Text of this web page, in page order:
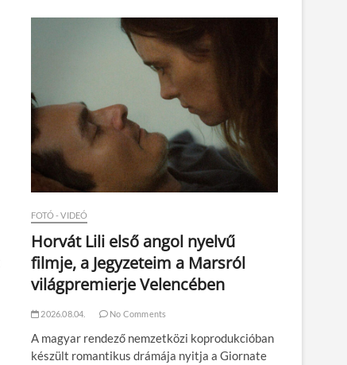
FOTÓ - VIDEÓ
Horvát Lili első angol nyelvű
filmje, a Jegyzeteim a Marsról
világpremierje Velencében
2026.08.04. No Comments
A magyar rendező nemzetközi koprodukcióban
készült romantikus drámája nyitja a Giornate